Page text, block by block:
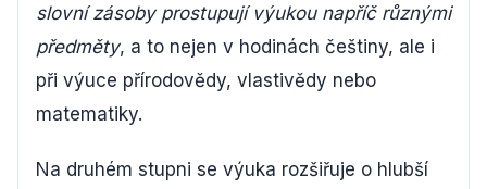
slovní zásoby prostupují výukou napříč různými
předměty, a to nejen v hodinách češtiny, ale i
při výuce přírodovědy, vlastivědy nebo
matematiky.
Na druhém stupni se výuka rozšiřuje o hlubší